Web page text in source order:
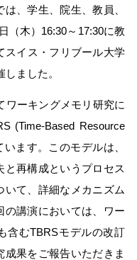
、学生、院生、教員、
（木）16:30～17:30に教
スイス・フリブール大学
ました。
ワーキングメモリ研究に
(Time-Based Resource
ます。このモデルは、
再構成というプロセス
て、詳細なメカニズム
の講演においては、ワー
含むTBRSモデルの改訂
果をご報告いただきま